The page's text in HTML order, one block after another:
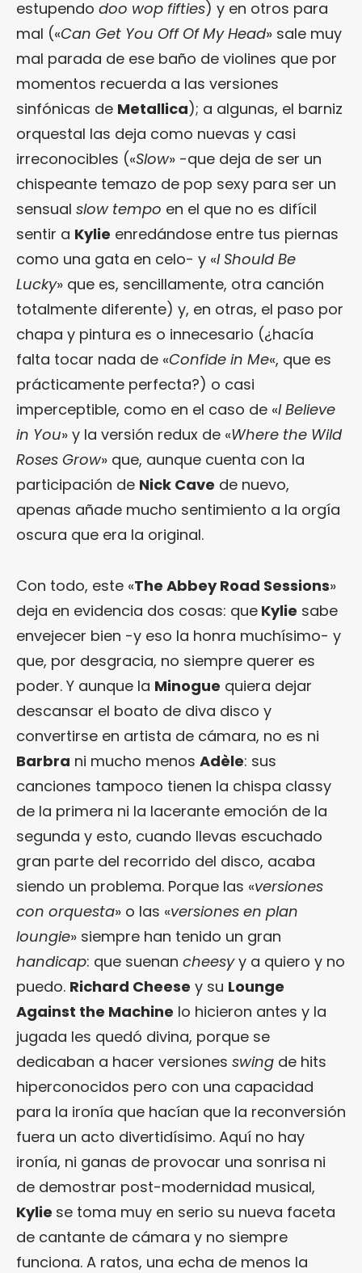
estupendo doo wop fifties) y en otros para
mal («Can Get You Off Of My Head» sale muy
mal parada de ese baño de violines que por
momentos recuerda a las versiones
sinfónicas de Metallica); a algunas, el barniz
orquestal las deja como nuevas y casi
irreconocibles («Slow» -que deja de ser un
chispeante temazo de pop sexy para ser un
sensual slow tempo en el que no es difícil
sentir a Kylie enredándose entre tus piernas
como una gata en celo- y «I Should Be
Lucky» que es, sencillamente, otra canción
totalmente diferente) y, en otras, el paso por
chapa y pintura es o innecesario (¿hacía
falta tocar nada de «Confide in Me«, que es
prácticamente perfecta?) o casi
imperceptible, como en el caso de «I Believe
in You» y la versión redux de «Where the Wild
Roses Grow» que, aunque cuenta con la
participación de Nick Cave de nuevo,
apenas añade mucho sentimiento a la orgía
oscura que era la original.
Con todo, este «The Abbey Road Sessions»
deja en evidencia dos cosas: que Kylie sabe
envejecer bien -y eso la honra muchísimo- y
que, por desgracia, no siempre querer es
poder. Y aunque la Minogue quiera dejar
descansar el boato de diva disco y
convertirse en artista de cámara, no es ni
Barbra ni mucho menos Adèle: sus
canciones tampoco tienen la chispa classy
de la primera ni la lacerante emoción de la
segunda y esto, cuando llevas escuchado
gran parte del recorrido del disco, acaba
siendo un problema. Porque las «versiones
con orquesta» o las «versiones en plan
loungie» siempre han tenido un gran
handicap: que suenan cheesyy a quiero y no
puedo. Richard Cheese y su Lounge
Against the Machine lo hicieron antes y la
jugada les quedó divina, porque se
dedicaban a hacer versiones swing de hits
hiperconocidos pero con una capacidad
para la ironía que hacían que la reconversión
fuera un acto divertidísimo. Aquí no hay
ironía, ni ganas de provocar una sonrisa ni
de demostrar post-modernidad musical,
Kylie se toma muy en serio su nueva faceta
de cantante de cámara y no siempre
funciona. A ratos, una echa de menos la